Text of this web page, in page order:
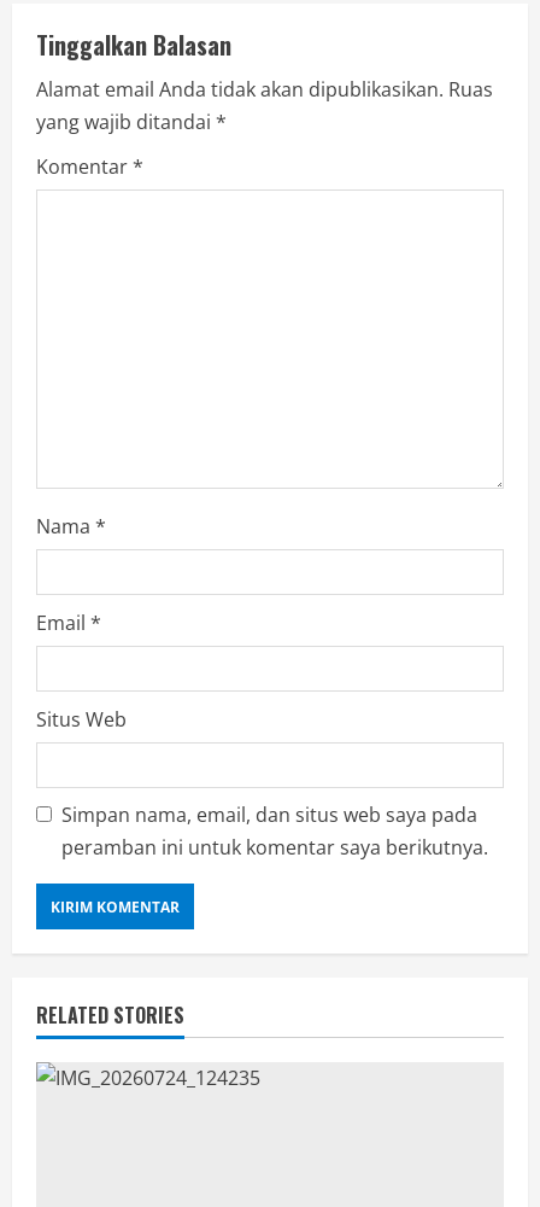
Tinggalkan Balasan
Alamat email Anda tidak akan dipublikasikan. Ruas
yang wajib ditandai *
Komentar*
Nama *
Email *
Situs Web
Simpan nama, email, dan situs web saya pada
peramban ini untuk komentar saya berikutnya.
RELATED STORIES